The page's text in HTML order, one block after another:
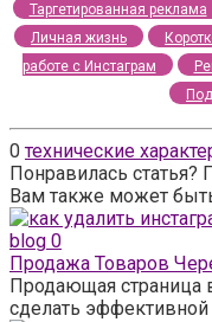
Таргетированная реклама
Личная жизнь
работе с Инстаграм
0 технические
Понравилась статья?
Вам также может
blog 0
Продажа Товаров
Продающая страница
сделать